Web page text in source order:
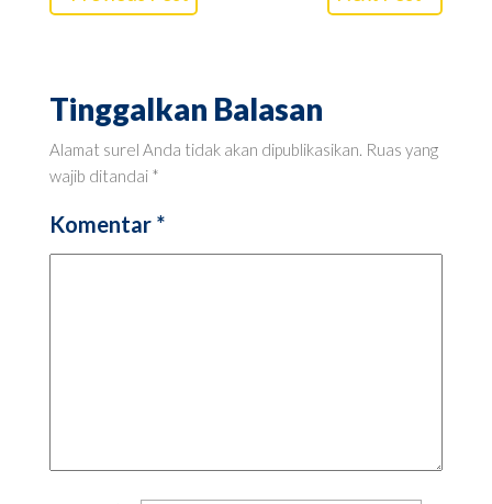
Tinggalkan Balasan
Alamat surel Anda tidak akan dipublikasikan. Ruas yang
wajib ditandai *
Komentar *